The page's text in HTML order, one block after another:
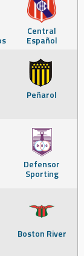
Central
Español
Peñarol
Defensor
Sporting
Boston River